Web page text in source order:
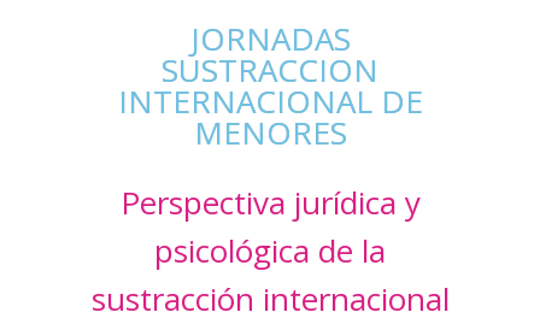
JORNADAS
SUSTRACCION
INTERNACIONAL DE
MENORES
Perspectiva jurídica y
psicológica de la
sustracción internacional